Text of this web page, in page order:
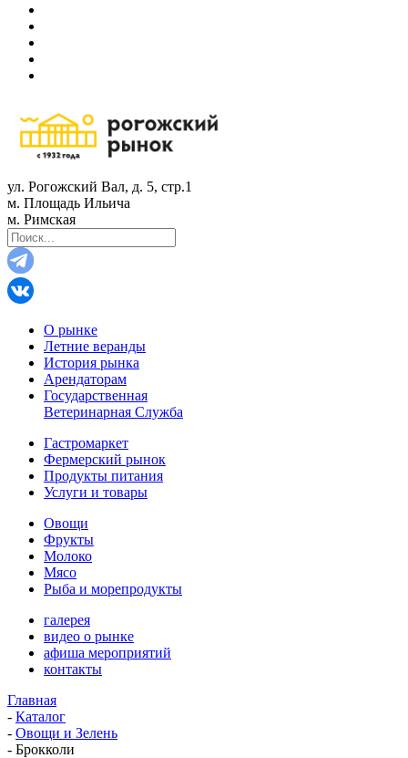
ул. Рогожский Вал, д. 5, стр.1
м. Площадь Ильича
м. Римская
О рынке
Летние веранды
История рынка
Арендаторам
Государственная
Ветеринарная Служба
Гастромаркет
Фермерский рынок
Продукты питания
Услуги и товары
Овощи
Фрукты
Молоко
Мясо
Рыба и морепродукты
галерея
видео о рынке
афиша мероприятий
контакты
Главная
- Каталог
- Овощи и Зелень
- Брокколи